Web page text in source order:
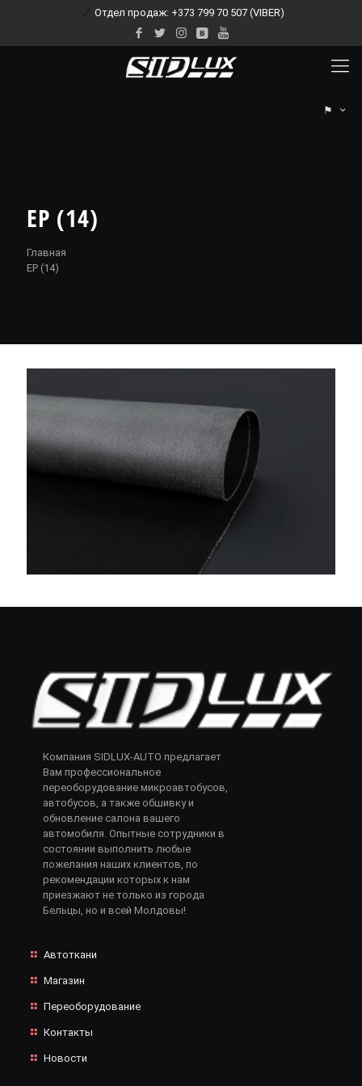
Отдел продаж: +373 799 70 507 (VIBER)
⚑
EP (14)
Главная
EP (14)
Компания SIDLUX-AUTO предлагает
Вам профессиональное
переоборудование микроавтобусов,
автобусов, а также обшивку и
обновление салона вашего
автомобиля. Опытные сотрудники в
состоянии выполнить любые
пожелания наших клиентов, по
рекомендации которых к нам
приезжают не только из города
Бельцы, но и всей Молдовы!
Автоткани
Магазин
Переоборудование
Контакты
Новости